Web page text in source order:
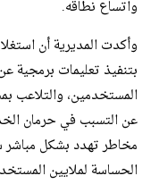
واتساع نطاقه.
وأكدت المديرية أن
بتنفيذ تعليمات برمجية
المستخدمين، والتلاعب
عن التسبب في حرمان
مخاطر تهدد بشكل مباشر
الحساسة لملايين